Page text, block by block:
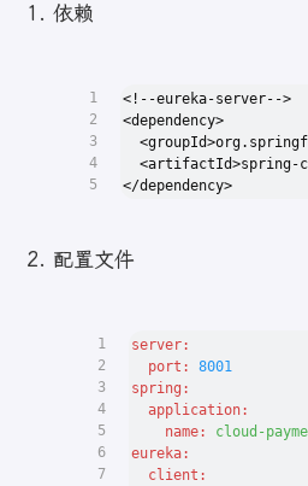
依赖
1
2
3
4
5
<!--eureka-server-->
<dependency>
<artifactId>spring-
</dependency>
配置文件
1
2
3
4
5
6
7
server:
port:
8001
spring:
application:
name:
cloud-
eureka:
client: